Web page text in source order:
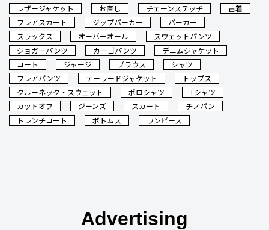
レザージャケット
お直し チェーンステッチ
古着
フレアスカート
ジップパーカー
パーカー
スラックス
オーバーオール
スウェットパンツ
ジョガーパンツ
カーゴパンツ
デニムジャケット
コート
ジャージ ブラウス
シャツ
フレアパンツ
テーラードジャケット
トップス
クルーネック・スウェット
ポロシャツ
Tシャツ
カットオフ
ジーンズ スカート
チノパン
トレンチコート
ボトムス ワンピース
Advertising